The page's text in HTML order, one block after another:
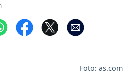
Foto: as.com